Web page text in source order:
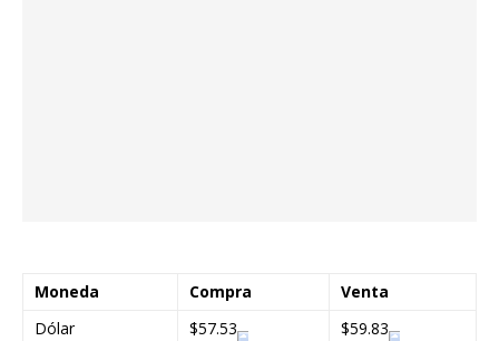
Moneda Compra
Venta
Dólar
$57.53
$59.83